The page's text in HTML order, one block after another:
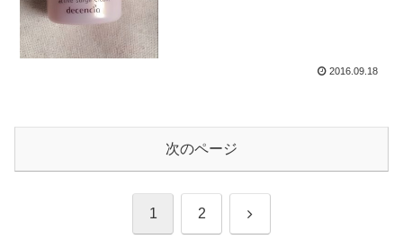
2016.09.18
次のページ
1 2 次